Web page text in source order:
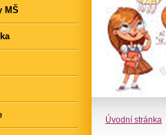
Úvodní stránka
MŠ